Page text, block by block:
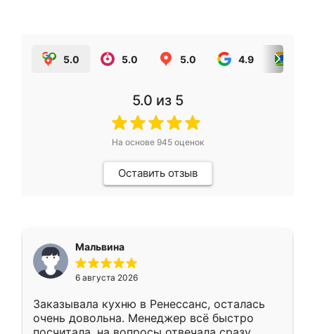
5.0 5.0 5.0 4.9
5.0 из 5
На основе 945оценок
Оставить отзыв
Мальвина
6 августа 2026
Заказывала кухню в Ренессанс, осталась
очень довольна. Менеджер всё быстро